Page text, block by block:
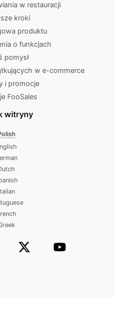
w restauracji
kroki
produktu
o funkcjach
pomysł
w e-commerce
i promocje
FooSales
witryny